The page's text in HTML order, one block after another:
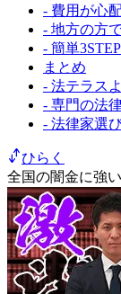
- 費用が心
- 地方の方
- 簡単
まとめ
- 法テラス
- 専門の法
- 法律家選
ひらく
全国の闇金に強